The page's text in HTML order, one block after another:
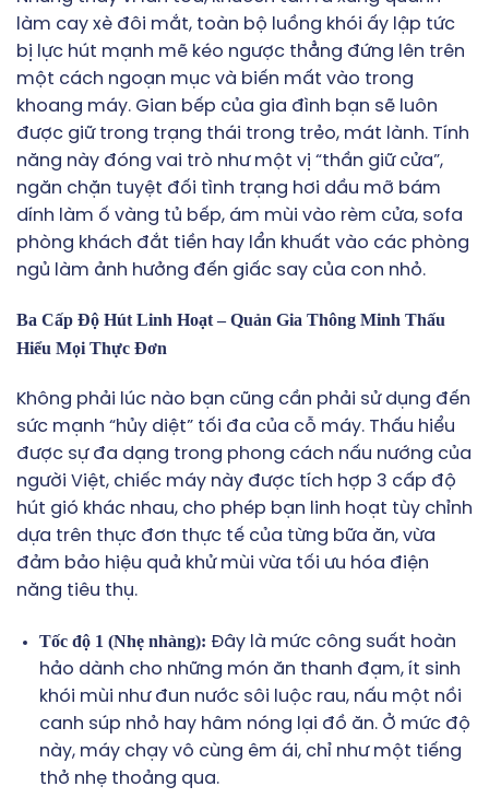
làm cay xè đôi mắt, toàn bộ luồng khói ấy lập tức
bị lực hút mạnh mẽ kéo ngược thẳng đứng lên trên
một cách ngoạn mục và biến mất vào trong
khoang máy. Gian bếp của gia đình bạn sẽ luôn
được giữ trong trạng thái trong trẻo, mát lành. Tính
năng này đóng vai trò như một vị “thần giữ cửa”,
ngăn chặn tuyệt đối tình trạng hơi dầu mỡ bám
dính làm ố vàng tủ bếp, ám mùi vào rèm cửa, sofa
phòng khách đắt tiền hay lẩn khuất vào các phòng
ngủ làm ảnh hưởng đến giấc say của con nhỏ.
Ba Cấp Độ Hút Linh Hoạt – Quản Gia Thông Minh Thấu
Hiểu Mọi Thực Đơn
Không phải lúc nào bạn cũng cần phải sử dụng đến
sức mạnh “hủy diệt” tối đa của cỗ máy. Thấu hiểu
được sự đa dạng trong phong cách nấu nướng của
người Việt, chiếc máy này được tích hợp 3 cấp độ
hút gió khác nhau, cho phép bạn linh hoạt tùy chỉnh
dựa trên thực đơn thực tế của từng bữa ăn, vừa
đảm bảo hiệu quả khử mùi vừa tối ưu hóa điện
năng tiêu thụ.
Tốc độ 1 (Nhẹ nhàng): Đây là mức công suất hoàn
hảo dành cho những món ăn thanh đạm, ít sinh
khói mùi như đun nước sôi luộc rau, nấu một nồi
canh súp nhỏ hay hâm nóng lại đồ ăn. Ở mức độ
này, máy chạy vô cùng êm ái, chỉ như một tiếng
thở nhẹ thoảng qua.